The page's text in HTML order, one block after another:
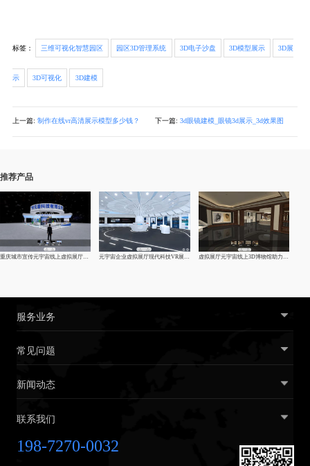
标签： 三维可视化智慧园区 园区3D管理系统 3D电子沙盘 3D模型展示 3D展
示 3D可视化 3D建模
上一篇: 制作在线vr高清展示模型多少钱？ 下一篇: 3d眼镜建模_眼镜3d展示_3d效果图
推荐产品
重庆城市宣传元宇宙线上虚拟展厅制作-vr企业|线上展馆|展厅 元宇宙企业虚拟展厅现代科技VR展厅制作 虚拟展厅元宇宙线上3D博物馆助力文化复兴
服务业务
常见问题
新闻动态
联系我们
198-7270-0032